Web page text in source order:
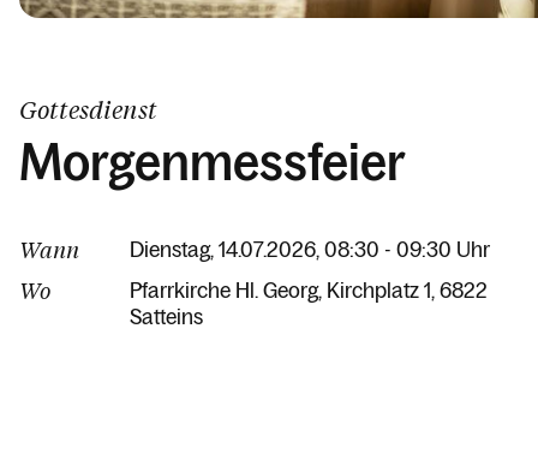
Gottesdienst
Morgenmessfeier
Wann Dienstag, 14.07.2026, 08:30 - 09:30 Uhr
Wo Pfarrkirche Hl. Georg Kirchplatz 1 6822
Satteins